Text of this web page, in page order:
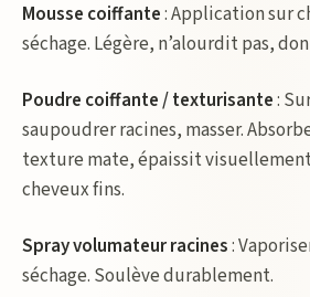
Mousse coiffante: Application sur
séchage. Légère, n’alourdit pas,
Poudre coiffante / texturisante:
saupoudrer racines, masser.
texture mate, épaissit
cheveux fins.
Spray volumateur racines:
séchage. Soulève durablement.